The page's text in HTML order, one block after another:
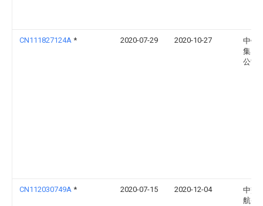
CN111827124A * 2020-07-29 2020-10-27
中铁
集团
公司
CN112030749A * 2020-07-15 2020-12-04
中交
航务